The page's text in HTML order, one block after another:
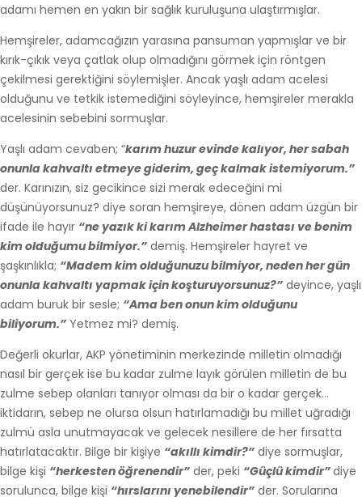
adamı hemen en yakın bir sağlık kuruluşuna ulaştırmışlar.
Hemşireler, adamcağızın yarasına pansuman yapmışlar ve bir
kırık-çıkık veya çatlak olup olmadığını görmek için röntgen
çekilmesi gerektiğini söylemişler. Ancak yaşlı adam acelesi
olduğunu ve tetkik istemediğini söyleyince, hemşireler merakla
acelesinin sebebini sormuşlar.
Yaşlı adam cevaben; “karım huzur evinde kalıyor, her sabah
onunla kahvaltı etmeye giderim, geç kalmak istemiyorum.”
der. Karınızın, siz gecikince sizi merak edeceğini mi
düşünüyorsunuz? diye soran hemşireye, dönen adam üzgün bir
ifade ile hayır “ne yazık ki karım Alzheimer hastası ve benim
kim olduğumu bilmiyor.” demiş. Hemşireler hayret ve
şaşkınlıkla; “Madem kim olduğunuzu bilmiyor, neden her gün
onunla kahvaltı yapmak için koşturuyorsunuz?” deyince, yaşlı
adam buruk bir sesle; “Ama ben onun kim olduğunu
biliyorum.” Yetmez mi? demiş.
Değerli okurlar, AKP yönetiminin merkezinde milletin olmadığı
nasıl bir gerçek ise bu kadar zulme layık görülen milletin de bu
zulme sebep olanları tanıyor olması da bir o kadar gerçek…
iktidarın, sebep ne olursa olsun hatırlamadığı bu millet uğradığı
zulmü asla unutmayacak ve gelecek nesillere de her fırsatta
hatırlatacaktır. Bilge bir kişiye “akıllı kimdir?” diye sormuşlar,
bilge kişi “herkesten öğrenendir” der, peki “Güçlü kimdir”diye
sorulunca, bilge kişi “hırslarını yenebilendir” der. Sorularına